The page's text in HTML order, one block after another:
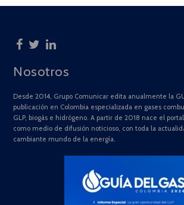
Nosotros
Desde 2014, Grupo Comunicar edita anualmente la
publicación en Colombia especializada en gases
GLP, biogás e hidrógeno. A partir de 2018 nace el
como medio de difusión noticioso, con toda la
cambiante mundo de la energía.